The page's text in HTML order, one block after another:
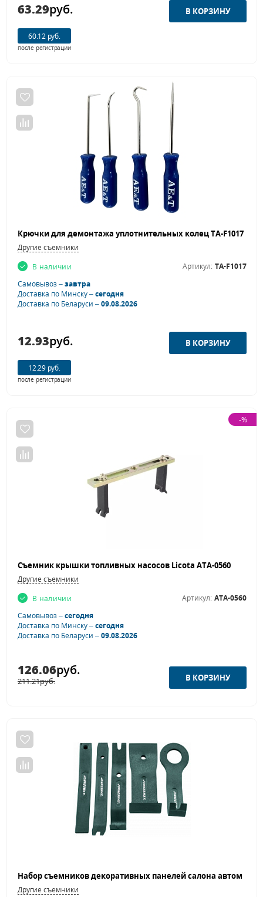
63.29руб.
60.12 руб.
после регистрации
Другие съемники
В наличии
Артикул: TA-F1017
Самовывоз –завтра
Доставка по Минску –сегодня
Доставка по Беларуси –09.08.2026
12.93руб.
12.29 руб.
после регистрации
-%
Съемник крышки топливных насосов Licota ATA-0560
Другие съемники
В наличии
Артикул: ATA-0560
Самовывоз –сегодня
Доставка по Минску –сегодня
Доставка по Беларуси –09.08.2026
126.06руб.
211.21руб.
Другие съемники